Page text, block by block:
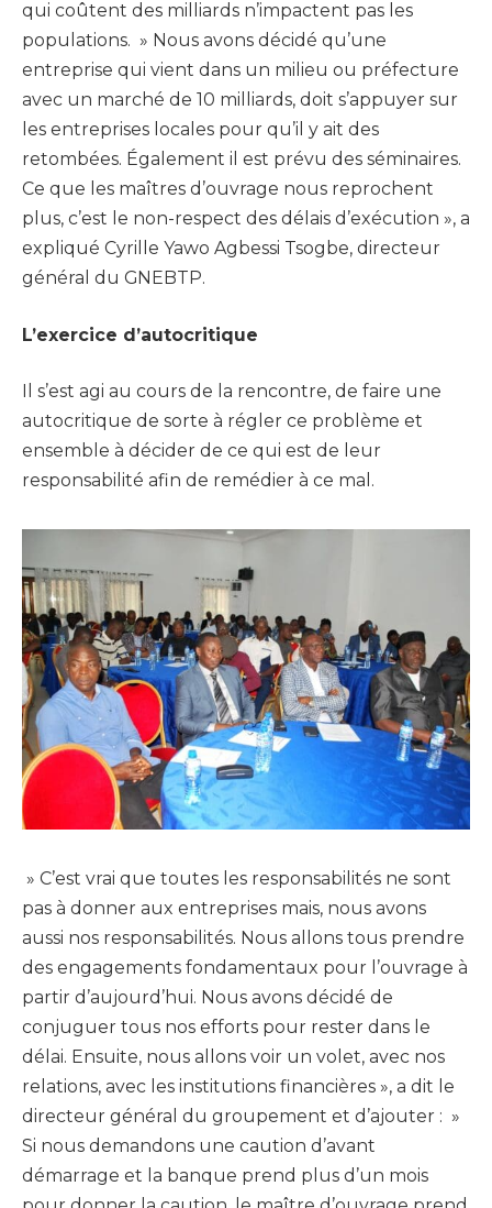
qui coûtent des milliards n’impactent pas les
populations. » Nous avons décidé qu’une
entreprise qui vient dans un milieu ou préfecture
avec un marché de 10 milliards, doit s’appuyer sur
les entreprises locales pour qu’il y ait des
retombées. Également il est prévu des séminaires.
Ce que les maîtres d’ouvrage nous reprochent
plus, c’est le non-respect des délais d’exécution », a
expliqué Cyrille Yawo Agbessi Tsogbe, directeur
général du GNEBTP.
L’exercice d’autocritique
Il s’est agi au cours de la rencontre, de faire une
autocritique de sorte à régler ce problème et
ensemble à décider de ce qui est de leur
responsabilité afin de remédier à ce mal.
» C’est vrai que toutes les responsabilités ne sont
pas à donner aux entreprises mais, nous avons
aussi nos responsabilités. Nous allons tous prendre
des engagements fondamentaux pour l’ouvrage à
partir d’aujourd’hui. Nous avons décidé de
conjuguer tous nos efforts pour rester dans le
délai. Ensuite, nous allons voir un volet, avec nos
relations, avec les institutions financières », a dit le
directeur général du groupement et d’ajouter : »
Si nous demandons une caution d’avant
démarrage et la banque prend plus d’un mois